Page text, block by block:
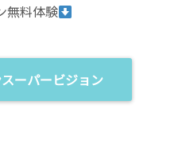
無料体験
ーパービジョン